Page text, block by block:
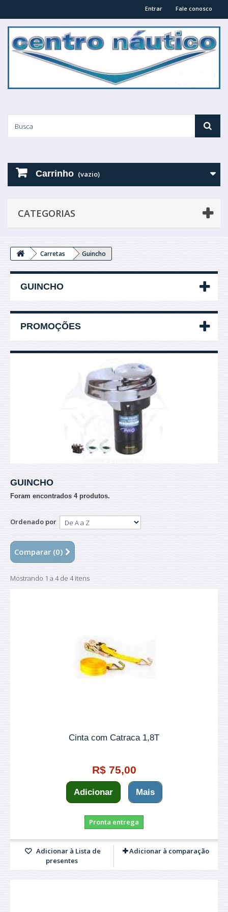
Fale conosco
Entrar
Carrinho (vazio)
CATEGORIAS
Carretas Guincho
GUINCHO
PROMOÇÕES
GUINCHO
Foram encontrados 4 produtos.
Ordenado por
Comparar (0)
Mostrando 1 a 4 de 4 itens
Cinta com Catraca 1,8T
R$ 75,00
Adicionar Mais
Pronta entrega
Adicionar à Lista de
presentes
Adicionar à comparação